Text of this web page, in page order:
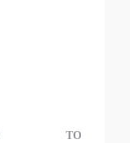
TOP3交易国